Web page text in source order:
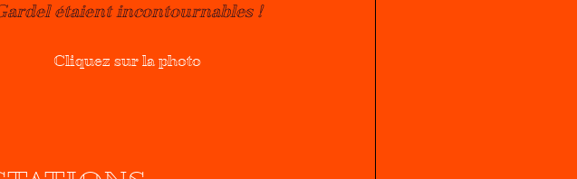
étaient incontournables !
Cliquez sur la photo